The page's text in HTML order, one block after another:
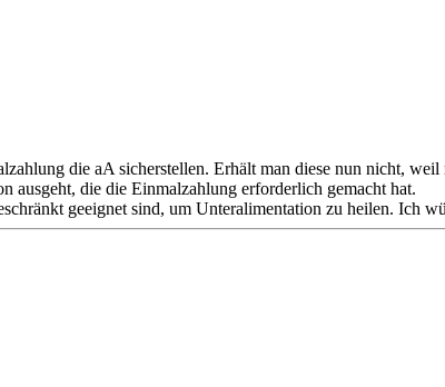
die aA sicherstellen. Erhält man diese nun nicht,
ausgeht, die die Einmalzahlung erforderlich gemacht hat.
geeignet sind, um Unteralimentation zu heilen. Ich